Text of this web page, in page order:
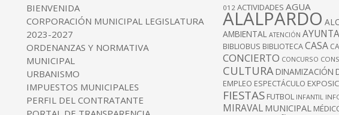
BIENVENIDA
CORPORACIÓN MUNICIPAL LEGISLATURA
2023-2027
ORDENANZAS Y NORMATIVA
MUNICIPAL
URBANISMO
IMPUESTOS MUNICIPALES
PERFIL DEL CONTRATANTE
012 ACTIVIDADES AGUA
ALALPARDO
AMBIENTAL ATENCIÓN
BIBLIOBUS BIBLIOTECACASA
CONCIERTO CONCURSO
CULTURA DINAMIZACIÓN
EMPLEO ESPECTÁCULO
FIESTAS FUTBOL INFANTIL
MIRAVAL MUNICIPAL